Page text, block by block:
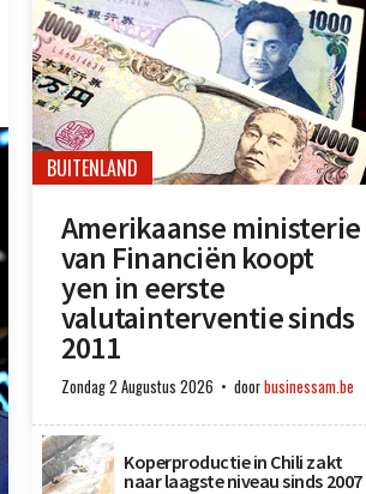
BUITENLAND
Amerikaanse ministerie
van Financiën koopt
yen in eerste
valutainterventie sinds
2011
Zondag 2 Augustus 2026 doorbusinessam.be
Koperproductie in Chili zakt
naar laagste niveau sinds 2007